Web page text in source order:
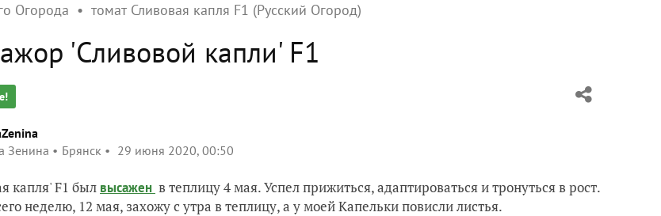
Огорода томат Сливовая капля F1 (Русский Огород)
'Сливовой капли' F1
Зенина
Брянск 29 июня 2020, 00:50
капля' F1 был высажен в теплицу 4 мая. Успел прижиться, адаптироваться и тронуться в рост.
неделю, 12 мая, захожу с утра в теплицу, а у моей Капельки повисли листья.